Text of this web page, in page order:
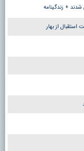
+ زندگینامه
از بهار